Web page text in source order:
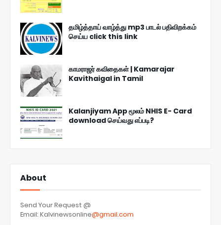
தமிழ்த்தாய் வாழ்த்து mp3 பாடல் பதிவிறக்கம்
செய்ய click this link
காமராஜர் கவிதைகள் | Kamarajar
Kavithaigal in Tamil
Kalanjiyam App மூலம் NHIS E- Card
download செய்வது எப்படி?
About
Send Your Request @
Email: Kalvinewsonline@gmail.com